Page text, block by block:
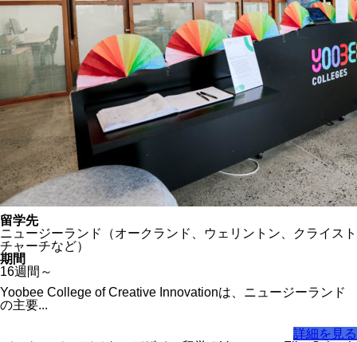
留学先
ニュージーランド（オークランド、ウェリントン、クライスト
チャーチなど）
期間
16週間～
Yoobee College of Creative Innovationは、ニュージーランド
の主要...
詳細を見る